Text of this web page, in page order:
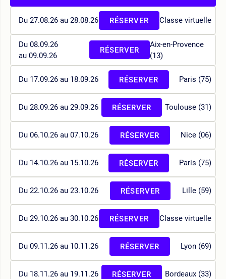
Du 27.08.26 au 28.08.26 Classe virtuelle
RÉSERVER
Du 08.09.26
au 09.09.26
Aix-en-Provence
(13)
RÉSERVER
Du 17.09.26 au 18.09.26 Paris (75)
RÉSERVER
Du 28.09.26 au 29.09.26 Toulouse (31)
RÉSERVER
Du 06.10.26 au 07.10.26 Nice (06)
RÉSERVER
Du 14.10.26 au 15.10.26 Paris (75)
RÉSERVER
Du 22.10.26 au 23.10.26 Lille (59)
RÉSERVER
Du 29.10.26 au 30.10.26 Classe virtuelle
RÉSERVER
Du 09.11.26 au 10.11.26 Lyon (69)
RÉSERVER
Du 18.11.26 au 19.11.26 Bordeaux (33)
RÉSERVER